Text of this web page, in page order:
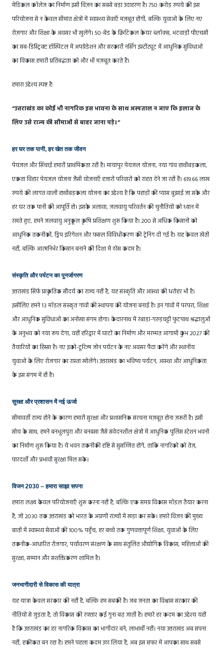
मेडिकल कॉलेज का निर्माण इसी विज़न का सबसे बड़ा उदाहरण है। 750 करोड़ रुपये की इस
परियोजना से न केवल सीमांत क्षेत्रों में स्वास्थ्य सेवाएँ मज़बूत होंगी, बल्कि युवाओं के लिए नए
रोज़गार और शिक्षा के अवसर भी खुलेंगे। 50-बेड के क्रिटिकल केयर ब्लॉक्स, भटवाड़ी पीएचसी
का सब-डिस्ट्रिक्ट हॉस्पिटल में अपग्रेडेशन और सरकारी नर्सिंग इंस्टीट्यूट में आधुनिक सुविधाओं
का विकास हमारी प्रतिबद्धता को और भी मज़बूत करते हैं।
हमारा उद्देश्य स्पष्ट है:
“उत्तराखंड का कोई भी नागरिक इस भावना के साथ अस्पताल न जाए कि इलाज के
लिए उसे राज्य की सीमाओं से बाहर जाना पड़े।”
हर घर तक पानी, हर खेत तक जीवन
पेयजल और सिंचाई हमारी प्राथमिकता रही है। मायापुर पेयजल योजना, नया गांव हाथीबड़कला,
एकता विहार पेयजल योजना जैसी योजनाएँ हजारों परिवारों को राहत देने जा रही हैं। 619.66 लाख
रुपये की लागत वाली हाथीबड़कला योजना का उद्देश्य है कि पहाड़ों की प्यास बुझाई जा सके और
हर घर तक पानी की आपूर्ति हो। इसके अलावा, जलवायु परिवर्तन की चुनौतियों को ध्यान में
रखते हुए, हमने जलवायु अनुकूल कृषि प्रशिक्षण शुरू किया है। 200 से अधिक किसानों को
आधुनिक तकनीकों, ड्रिप इरिगेशन और फसल विविधीकरण की ट्रेनिंग दी गई है। यह केवल खेती
नहीं, बल्कि आत्मनिर्भर किसान बनाने की दिशा में ठोस कदम है।
संस्कृति और पर्यटन का पुनर्जागरण
उत्तराखंड सिर्फ़ प्राकृतिक सौंदर्य का राज्य नहीं है, यह संस्कृति और आस्था की धरोहर भी है।
इसीलिए हमने 13 मॉडल संस्कृत गांवों की स्थापना की योजना बनाई है। इन गांवों में परंपरा, शिक्षा
और आधुनिक सुविधाओं का अनोखा संगम होगा। केदारनाथ में रंबाडा-गरुड़चट्टी फुटपाथ श्रद्धालुओं
के अनुभव को नया रूप देगा, वहीं हरिद्वार में घाटों का निर्माण और मरम्मत आगामी कुंभ 2027 की
तैयारियों का हिस्सा है। नए इको-टूरिज्म जोन पर्यटन के नए अवसर पैदा करेंगे और स्थानीय
युवाओं के लिए रोजगार का रास्ता खोलेंगे। उत्तराखंड का भविष्य पर्यटन, आस्था और आधुनिकता
के इस संगम में ही है।
सुरक्षा और प्रशासन में नई ऊर्जा
सीमावर्ती राज्य होने के कारण हमारी सुरक्षा और प्रशासनिक संरचना मज़बूत होना ज़रूरी है। इसी
सोच के साथ, हमने बनभूलपुरा और बनबसा जैसे संवेदनशील क्षेत्रों में आधुनिक पुलिस स्टेशन भवनों
का निर्माण शुरू किया है। ये भवन तकनीकी दृष्टि से सुसज्जित होंगे, ताकि नागरिकों को तेज़,
पारदर्शी और प्रभावी सुरक्षा मिल सके।
विजन 2030 – हमारा साझा सपना
हमारा लक्ष्य केवल परियोजनाएँ शुरू करना नहीं है, बल्कि एक समग्र विकास मॉडल तैयार करना
है, जो 2030 तक उत्तराखंड को भारत के अग्रणी राज्यों में खड़ा कर सके। हमारे विज़न की मुख्य
बातों में स्वास्थ्य सेवाओं की 100% पहुँच, हर बच्चे तक गुणवत्तापूर्ण शिक्षा, युवाओं के लिए
तकनीक-आधारित रोजगार, पर्यावरण संरक्षण के साथ संतुलित औद्योगिक विकास, महिलाओं की
सुरक्षा, सम्मान और सशक्तिकरण शामिल है।
जनभागीदारी से विकास की यात्रा
यह यात्रा केवल सरकार की नहीं है, बल्कि हम सबकी है। जब जनता का विश्वास सरकार की
नीतियों से जुड़ता है, तो विकास की रफ़्तार कई गुना बढ़ जाती है। हमारे हर कदम का उद्देश्य यही
है कि उत्तराखंड का हर नागरिक विकास का भागीदार बने, लाभार्थी नहीं। नया उत्तराखंड अब सपना
नहीं, हकीकत बन रहा है। हमने पहला कदम उठा लिया है, अब इस सफर में आपका साथ सबसे